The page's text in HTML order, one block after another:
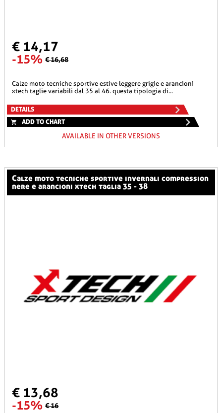
€ 14,17
-15% € 16,68
calze moto tecniche sportive estive leggere grigie e arancioni
xtech taglie variabili dal 35 al 46. questa tipologia di...
DETAILS
ADD TO CHART
AVAILABLE IN OTHER VERSIONS
calze moto tecniche sportive invernali compression
nere e arancioni xtech taglia 35 - 38
€ 13,68
-15% € 16